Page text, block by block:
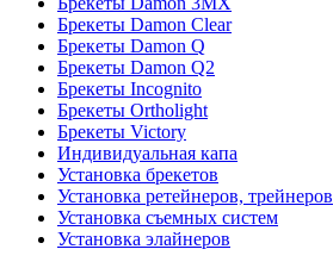
Брекеты Damon Clear
Брекеты Damon Q
Брекеты Damon Q2
Брекеты Incognito
Брекеты Ortholight
Брекеты Victory
Индивидуальная капа
Установка брекетов
Установка ретейнеров, трейнеров
Установка съемных систем
Установка элайнеров